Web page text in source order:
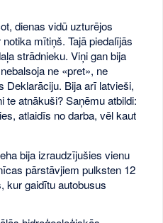
dienas vidū uzturējos
mītiņš. Tajā piedalījās
strādnieku. Viņi gan bija
ne «pret», ne
Deklarāciju. Bija arī latvieši,
te atnākuši? Saņēmu atbildi:
atlaidīs no darba, vēl kaut
bija izraudzījušies vienu
pārstāvjiem pulksten 12
kur gaidītu autobusus